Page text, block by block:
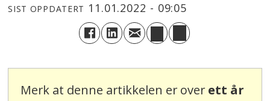
SIST OPPDATERT 11.01.2022 - 09:05
Merk at denne artikkelen er over ett år